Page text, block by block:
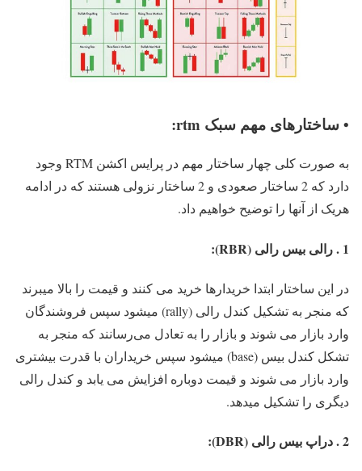
• ساختارهای مهم سبک rtm:
به صورت کلی چهار ساختار مهم در پرایس اکشن RTM وجود
دارد که 2 ساختار صعودی و 2 ساختار نزولی هستند که در ادامه
هریک از آنها را توضیح خواهیم داد.
1 . رالی بیس رالی (RBR):
در این ساختار ابتدا خریدارها خرید می کنند و قیمت را بالا میبرند
که منجر به تشکیل کندل رالی (rally) میشود سپس فروشندگان
وارد بازار می شوند و بازار را به تعادل می‌رسانند که منجر به
تشکل کندل بیس (base) میشود سپس خریداران با قدرت بیشتری
وارد بازار می شوند و قیمت دوباره افزایش می یابد و کندل رالی
دیگری را تشکیل میدهد.
2 . دراپ بیس رالی (DBR):